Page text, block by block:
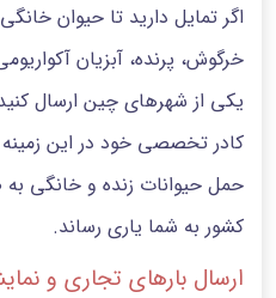
اگر تمایل دارید تا حیوان
خرگوش، پرنده، آبزیان
یکی از شهرهای چین ارسال
کادر تخصصی خود در این
حمل حیوانات زنده و خانگی
کشور به شما یاری رساند.
ارسال بارهای تجاری و